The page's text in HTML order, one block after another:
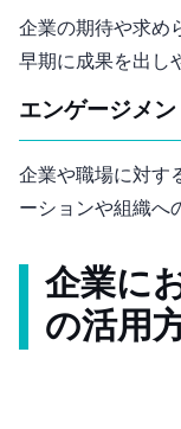
企業の期待や求め
早期に成果を出し
エンゲージメ
企業や職場に対す
ーションや組織へ
企業に
の活用